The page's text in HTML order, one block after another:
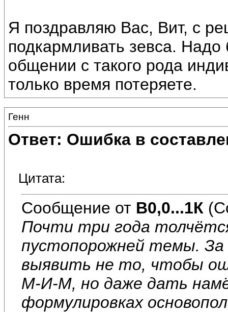
Я поздравляю Вас, Вит, с
подкармливать зевса.
общении с такого рода
только время потеряете.
Генн
Ответ: Ошибка в
Цитата:
Сообщение от В0,0...1К
Почти три года
пустопорожней темы.
выявить не то, чтобы
М-И-М, но даже дать
формулировках